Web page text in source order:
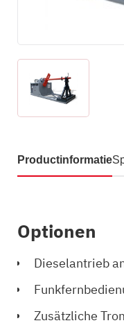
Productinformatie
Optionen
Dieselantrieb
Zusätzliche